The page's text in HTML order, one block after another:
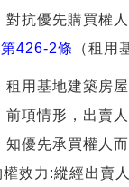
對抗優先購買權人
426-2條
（租用
租用基地建築房
前項情形，出賣
知優先承買權人
效力:縱經出賣